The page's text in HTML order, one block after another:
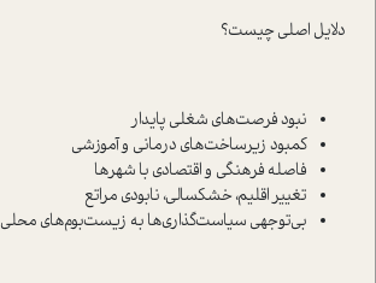
دلایل اصلی چیست؟
نبود فرصت‌های شغلی پایدار
کمبود زیرساخت‌های درمانی و آموزشی
فاصله فرهنگی و اقتصادی با شهرها
تغییر اقلیم، خشکسالی، نابودی مراتع
بی‌توجهی سیاست‌گذاری‌ها به زیست‌بوم‌های محلی